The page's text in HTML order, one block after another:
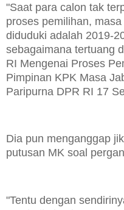
"Saat para calon tak
proses pemilihan,
diduduki adalah 2019-
sebagaimana tertuang
RI Mengenai Proses
Pimpinan KPK Masa
Paripurna DPR RI 17
Dia pun menganggap
putusan MK soal
"Tentu dengan